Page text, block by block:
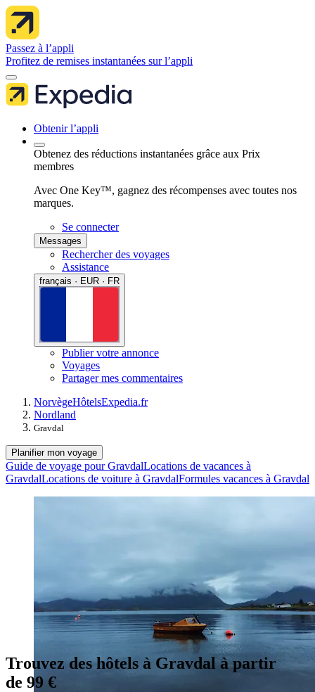
Passez à l’appli
Profitez de remises instantanées sur l’appli
Obtenir l’appli
Obtenez des réductions instantanées grâce aux Prix
membres
Avec One Key™, gagnez des récompenses avec toutes nos
marques.
Se connecter
Messages
Rechercher des voyages
Assistance
français · EUR · FR
Publier votre annonce
Voyages
Partager mes commentaires
NorvègeHôtelsExpedia.fr
Nordland
Gravdal
Planifier mon voyage
Guide de voyage pour GravdalLocations de vacances à
GravdalLocations de voiture à GravdalFormules vacances à Gravdal
Trouvez des hôtels à Gravdal à partir
de 99 €